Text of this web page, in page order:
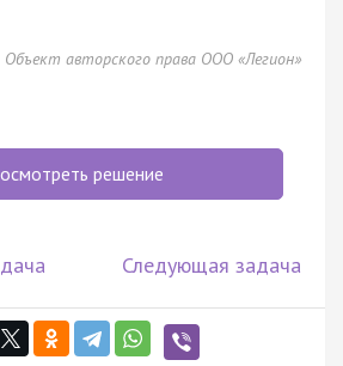
Объект авторского права ООО «Легион»
решение
Следующая задача